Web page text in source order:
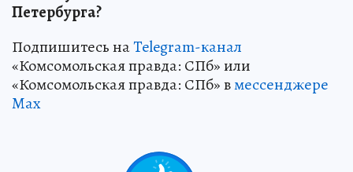
Петербурга?
Подпишитесь наTelegram-канал
«Комсомольская правда: СПб» или
«Комсомольская правда: СПб» вмессенджере
Max